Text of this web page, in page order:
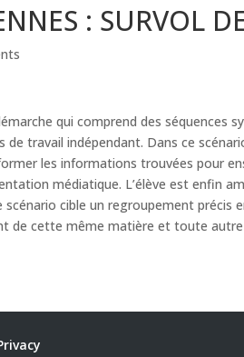
: SURVOL
qui comprend des séquences
de travail indépendant. Dans ce
les informations trouvées pour
médiatique. L’élève est enfin
cible un regroupement précis
de cette même matière et toute